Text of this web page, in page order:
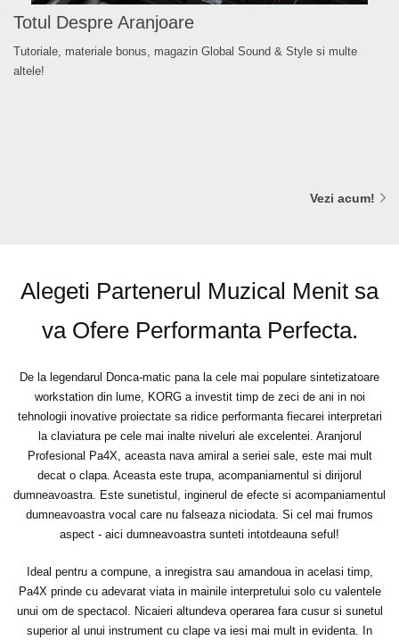
Totul Despre Aranjoare
Tutoriale, materiale bonus, magazin Global Sound & Style si multe
altele!
Vezi acum!
Alegeti Partenerul Muzical Menit sa
va Ofere Performanta Perfecta.
De la legendarul Donca-matic pana la cele mai populare sintetizatoare
workstation din lume, KORG a investit timp de zeci de ani in noi
tehnologii inovative proiectate sa ridice performanta fiecarei interpretari
la claviatura pe cele mai inalte niveluri ale excelentei. Aranjorul
Profesional Pa4X, aceasta nava amiral a seriei sale, este mai mult
decat o clapa. Aceasta este trupa, acompaniamentul si dirijorul
dumneavoastra. Este sunetistul, inginerul de efecte si acompaniamentul
dumneavoastra vocal care nu falseaza niciodata. Si cel mai frumos
aspect - aici dumneavoastra sunteti intotdeauna seful!
Ideal pentru a compune, a inregistra sau amandoua in acelasi timp,
Pa4X prinde cu adevarat viata in mainile interpretului solo cu valentele
unui om de spectacol. Nicaieri altundeva operarea fara cusur si sunetul
superior al unui instrument cu clape va iesi mai mult in evidenta. In